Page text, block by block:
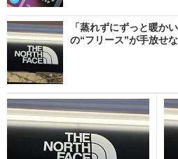
「蒸れずにずっと暖か
の“フリース”が手放せ